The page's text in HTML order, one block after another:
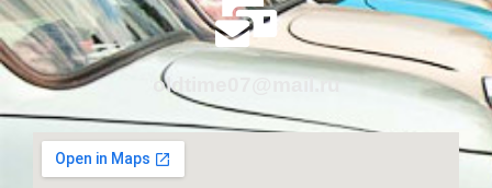
oldtime07@mail.ru